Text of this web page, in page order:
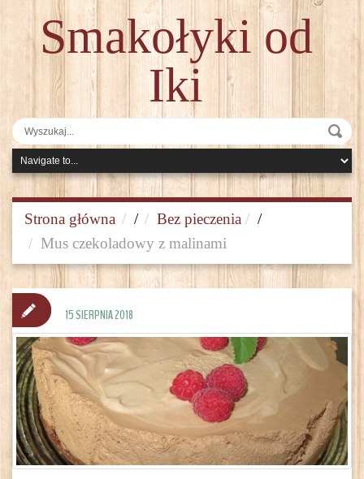
Smakołyki od
Iki
Strona główna / Bez pieczenia
/
Mus czekoladowy z malinami
15 SIERPNIA 2018